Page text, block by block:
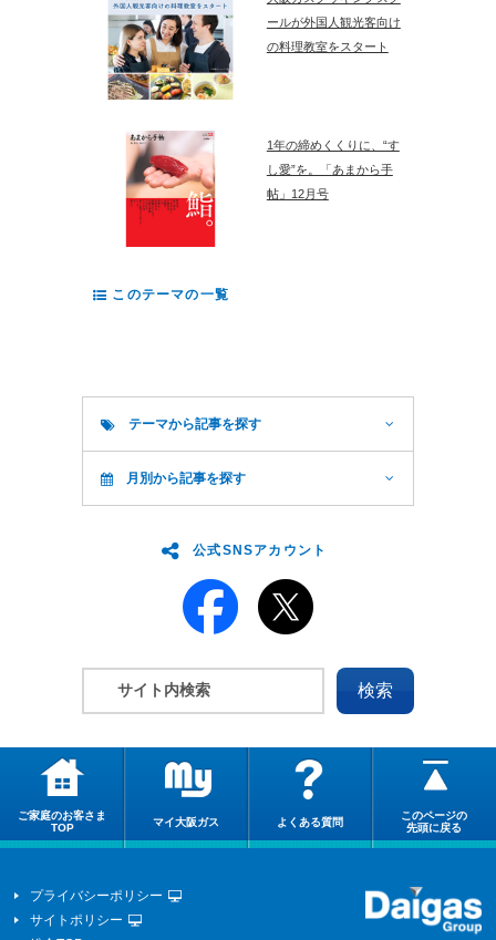
ールが外国人観光客向け
の料理教室をスタート
1年の締めくくりに、“す
し愛”を。「あまから手
帖」12月号
このテーマの一覧
テーマから記事を探す
月別から記事を探す
公式SNSアカウント
ご家庭のお客さま
TOP
マイ大阪ガス よくある質問
このページの
先頭に戻る
プライバシーポリシー
サイトポリシー